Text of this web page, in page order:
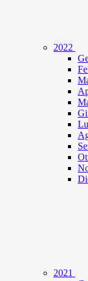
2022
2021